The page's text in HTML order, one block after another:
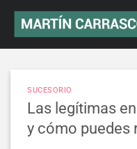
Saltar
SUCESORIO
Las legítimas
y cómo puedes